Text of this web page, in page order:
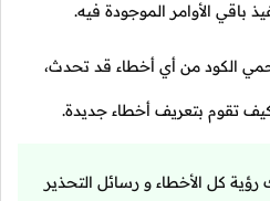
باقي الأوامر الموجودة فيه.
الكود من أي أخطاء قد تحدث،
تقوم بتعريف أخطاء جديدة.
كل الأخطاء و رسائل التحذير